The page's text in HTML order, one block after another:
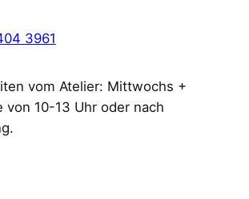
3961
vom Atelier: Mittwochs +
von 10-13 Uhr oder nach